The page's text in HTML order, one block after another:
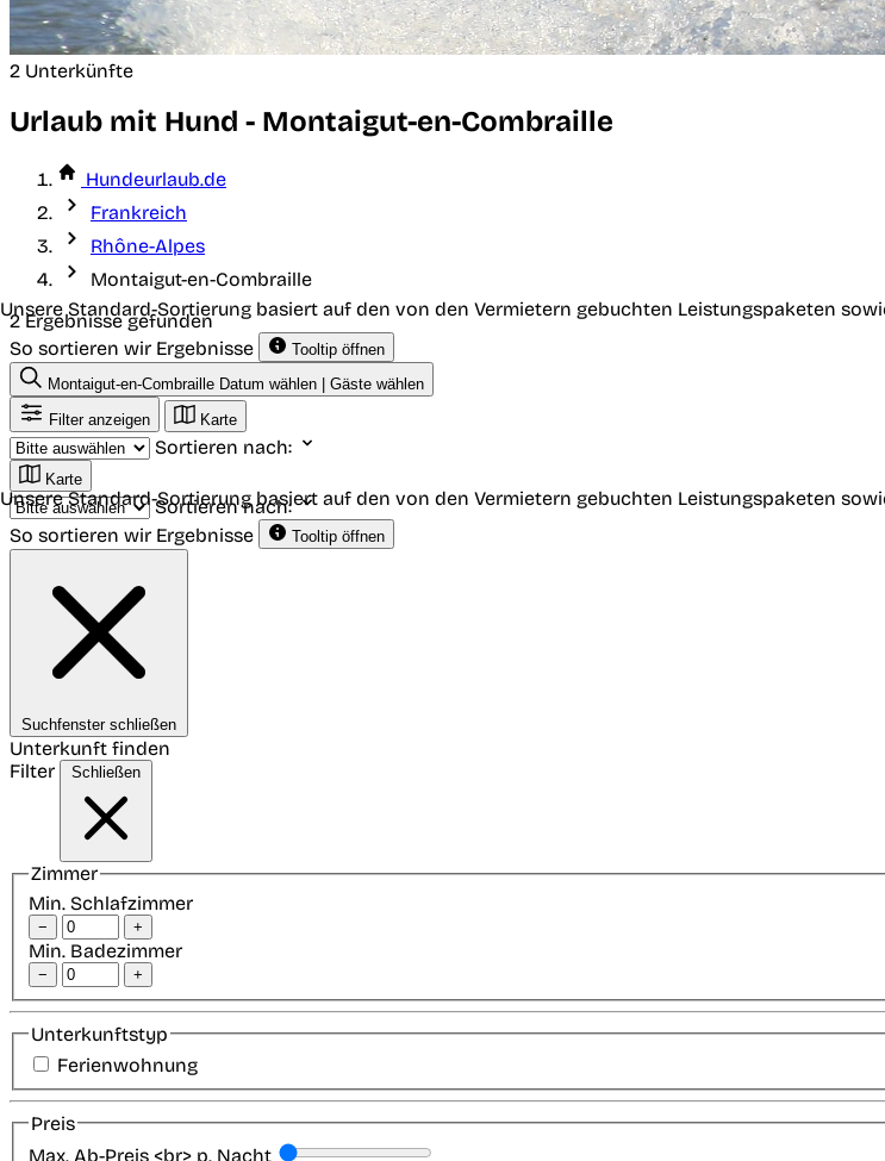
2 Unterkünfte
Urlaub mit Hund - Montaigut-en-Combraille
Hundeurlaub.de
Frankreich
Rhône-Alpes
Montaigut-en-Combraille
2 Ergebnisse gefunden
So sortieren wir Ergebnisse
Tooltip öffnen
Unsere Standard-Sortierung basiert auf den von den Vermietern gebuchten Leistungspaketen
Montaigut-en-Combraille Datum wählen | Gäste wählen
Filter anzeigen
Karte
Sortieren nach:
Karte
Sortieren nach:
So sortieren wir Ergebnisse
Tooltip öffnen
Unsere Standard-Sortierung basiert auf den von den Vermietern gebuchten Leistungspaketen
Suchfenster schließen
Unterkunft finden
Filter
Schließen
Zimmer
Min. Schlafzimmer
− +
Min. Badezimmer
− +
Unterkunftstyp
Ferienwohnung
Preis
Max. Ab-Preis <br> p. Nacht